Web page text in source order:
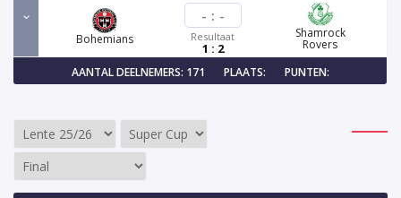
Bohemians
- : -
Resultaat
1 : 2
Shamrock
Rovers
AANTAL DEELNEMERS: 171
PLAATS: PUNTEN: